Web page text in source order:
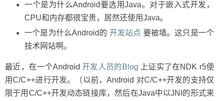
一个是为什么Android要选用Java。对于嵌入式开发，
CPU和内存都很宝贵，居然还使用Java。
一个是为什么Android的 开发站点 要被墙。这只是一个
技术网站啊。
最近，在一个Android开发人员的Blog
上证实了在NDK r5使
用C/C++进行开发。（以前，Android 对C/C++开发的支持仅
限于用C/C++开发动态链接库，然后在Java中以JNI的形式来